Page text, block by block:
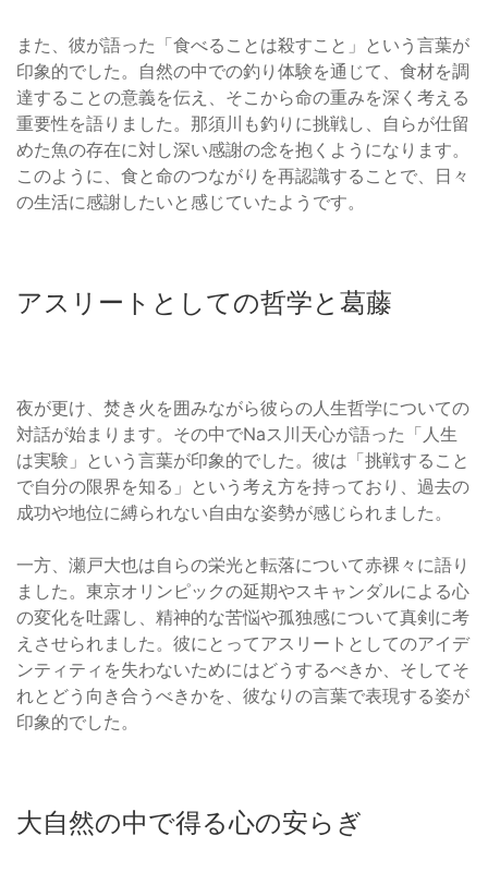
また、彼が語った「食べることは殺すこと」という言葉が
印象的でした。自然の中での釣り体験を通じて、食材を調
達することの意義を伝え、そこから命の重みを深く考える
重要性を語りました。那須川も釣りに挑戦し、自らが仕留
めた魚の存在に対し深い感謝の念を抱くようになります。
このように、食と命のつながりを再認識することで、日々
の生活に感謝したいと感じていたようです。
アスリートとしての哲学と葛藤
夜が更け、焚き火を囲みながら彼らの人生哲学についての
対話が始まります。その中でNaス川天心が語った「人生
は実験」という言葉が印象的でした。彼は「挑戦すること
で自分の限界を知る」という考え方を持っており、過去の
成功や地位に縛られない自由な姿勢が感じられました。
一方、瀬戸大也は自らの栄光と転落について赤裸々に語り
ました。東京オリンピックの延期やスキャンダルによる心
の変化を吐露し、精神的な苦悩や孤独感について真剣に考
えさせられました。彼にとってアスリートとしてのアイデ
ンティティを失わないためにはどうするべきか、そしてそ
れとどう向き合うべきかを、彼なりの言葉で表現する姿が
印象的でした。
大自然の中で得る心の安らぎ